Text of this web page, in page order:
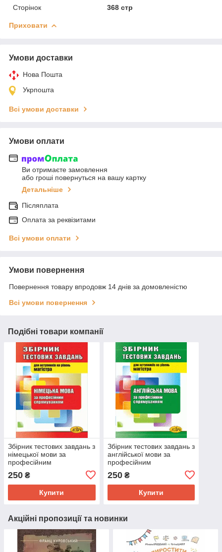
Сторінок
368 стр
Приховати
Умови доставки
Нова Пошта
Укрпошта
Всі умови доставки
Умови оплати
Ви отримаєте замовлення
або гроші повернуться на вашу картку
Детальніше
Післяплата
Оплата за реквізитами
Всі умови оплати
Умови повернення
Повернення товару впродовж 14 днів за домовленістю
Всі умови повернення
Подібні товари компанії
Збірник тестових завдань з
німецької мови за
професійним
спрямуванням. Посібник
для втупу до
Національного
університету Львівська
250 ₴
Купити
Збірник тестових завдань з
англійської мови за
професійним
навчальний посібник для
вступників до НУЛП на
250₴
Купити
Акційні пропозиції та новинки